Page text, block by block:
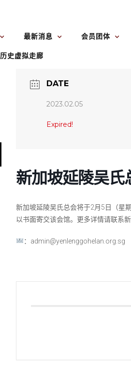
最新消息 会员团体
历史虚拟走廊
DATE
2023.02.05
Expired!
新加坡延陵吴
新加坡延陵吴氏总会将于2月5日（星
以书面寄交该会馆。更多详情请联系
：admin@yenlenggohelan.org.sg